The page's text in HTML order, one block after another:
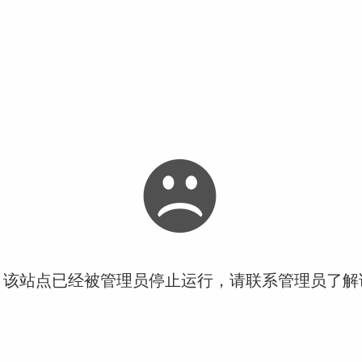
站点已经被管理员停止运行，请联系管理员了